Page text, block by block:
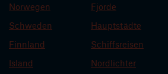
Norwegen
Schweden
Finnland
Island
Fjorde
Hauptstädte
Schiffsreisen
Nordlichter